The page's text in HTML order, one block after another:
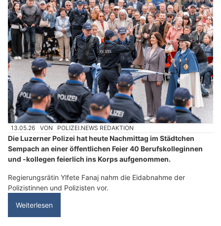
13.05.26 VON POLIZEI.NEWS REDAKTION
Die Luzerner Polizei hat heute Nachmittag im Städtchen
Sempach an einer öffentlichen Feier 40 Berufskolleginnen
und -kollegen feierlich ins Korps aufgenommen.
Regierungsrätin Ylfete Fanaj nahm die Eidabnahme der
Polizistinnen und Polizisten vor.
Weiterlesen